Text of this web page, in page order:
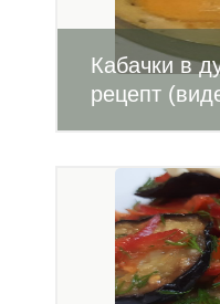
Кабачки в
рецепт